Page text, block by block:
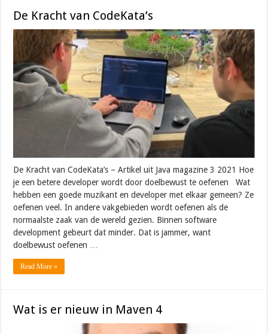
De Kracht van CodeKata’s
De Kracht van CodeKata’s – Artikel uit Java magazine 3 2021 Hoe
je een betere developer wordt door doelbewust te oefenen Wat
hebben een goede muzikant en developer met elkaar gemeen? Ze
oefenen veel. In andere vakgebieden wordt oefenen als de
normaalste zaak van de wereld gezien. Binnen software
development gebeurt dat minder. Dat is jammer, want
doelbewust oefenen …
Read More »
Wat is er nieuw in Maven 4